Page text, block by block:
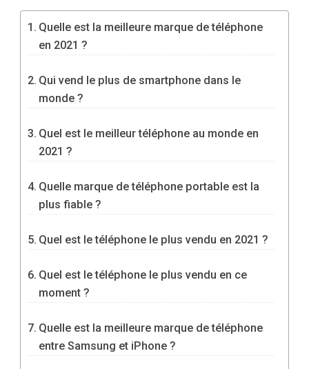
Quelle est la meilleure marque de téléphone
en 2021 ?
Qui vend le plus de smartphone dans le
monde ?
Quel est le meilleur téléphone au monde en
2021 ?
Quelle marque de téléphone portable est la
plus fiable ?
Quel est le téléphone le plus vendu en 2021 ?
Quel est le téléphone le plus vendu en ce
moment ?
Quelle est la meilleure marque de téléphone
entre Samsung et iPhone ?